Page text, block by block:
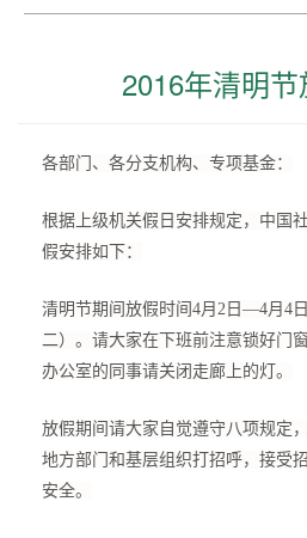
2016年清明
各部门、各分支机构、专项基金：
根据上级机关假日安排规定，中国
假安排如下：
清明节期间放假时间4月2日—4月4
二）。请大家在下班前注意锁好门
办公室的同事请关闭走廊上的灯。
放假期间请大家自觉遵守八项规定
地方部门和基层组织打招呼，接受
安全。